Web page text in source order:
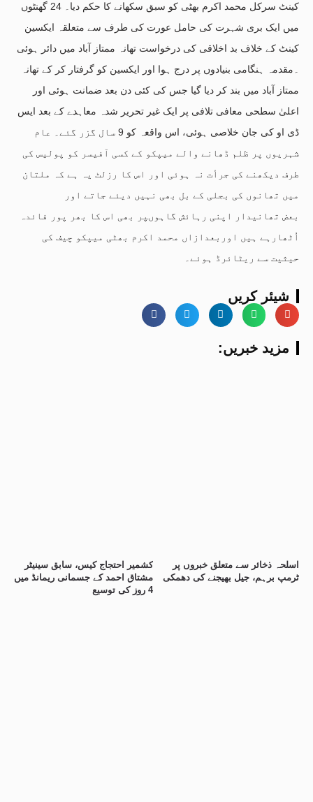
کینٹ سرکل محمد اکرم بھٹی کو سبق سکھانے کا حکم دیا۔ 24 گھنٹوں
میں ایک بری شہرت کی حامل عورت کی طرف سے متعلقہ ایکسین
کینٹ کے خلاف بد اخلاقی کی درخواست تھانہ ممتاز آباد میں دائر ہوئی
۔مقدمہ ہنگامی بنیادوں پر درج ہوا اور ایکسین کو گرفتار کر کے تھانہ
ممتاز آباد میں بند کر دیا گیا جس کی کئی دن بعد ضمانت ہوئی اور
اعلیٰ سطحی معافی تلافی پر ایک غیر تحریر شدہ معاہدے کے بعد ایس
ڈی او کی جان خلاصی ہوئی، اس واقعہ کو 9 سال گزر گئے۔ عام
شہریوں پر ظلم ڈھانے والے میپکو کے کسی آفیسر کو پولیس کی
طرف دیکھنے کی جرأت نہ ہوئی اور اس کا رزلٹ یہ ہے کہ ملتان
میں تھانوں کی بجلی کے بل بھی نہیں دیئے جاتے اور
بعض تھانیدار اپنی رہائش گاہوںپر بھی اس کا بھر پور فائدہ
اُٹھارہے ہیں اوربعدازاں محمد اکرم بھٹی میپکو چیف کی
حیثیت سے ریٹائرڈ ہوئے۔
شیئر کریں
:مزید خبریں
کشمیر احتجاج کیس، سابق سینیٹر
مشتاق احمد کے جسمانی ریمانڈ میں
4 روز کی توسیع
اسلحہ ذخائر سے متعلق خبروں پر
ٹرمپ برہم، جیل بھیجنے کی دھمکی